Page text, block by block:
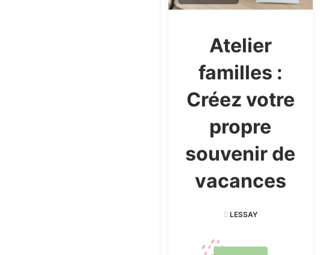
Atelier
familles :
Créez votre
propre
souvenir de
vacances
LESSAY